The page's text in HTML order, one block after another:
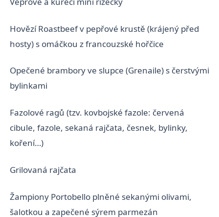
Hovězí Roastbeef v pepřové krustě (krájený před
hosty) s omáčkou z francouzské hořčice
Opečené brambory ve slupce (Grenaile) s čerstvými
bylinkami
Fazolové ragů (tzv. kovbojské fazole: červená
cibule, fazole, sekaná rajčata, česnek, bylinky,
koření…)
Grilovaná rajčata
Žampiony Portobello plněné sekanými olivami,
šalotkou a zapečené sýrem parmezán